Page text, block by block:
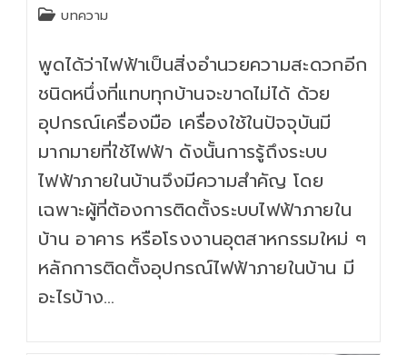
Postบทความ
พูดได้ว่าไฟฟ้าเป็นสิ่งอำนวยความสะดวกอีก
ชนิดหนึ่งที่แทบทุกบ้านจะขาดไม่ได้ ด้วย
อุปกรณ์เครื่องมือ เครื่องใช้ในปัจจุบันมี
มากมายที่ใช้ไฟฟ้า ดังนั้นการรู้ถึงระบบ
ไฟฟ้าภายในบ้านจึงมีความสำคัญ โดย
เฉพาะผู้ที่ต้องการติดตั้งระบบไฟฟ้าภายใน
บ้าน อาคาร หรือโรงงานอุตสาหกรรมใหม่ ๆ
หลักการติดตั้งอุปกรณ์ไฟฟ้าภายในบ้าน มี
อะไรบ้าง…